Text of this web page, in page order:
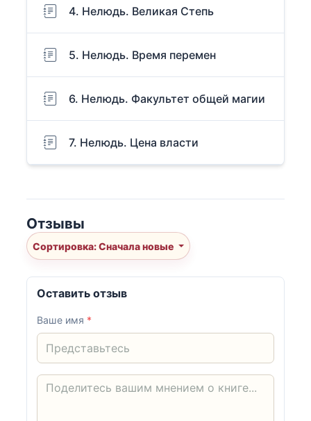
4. Нелюдь. Великая Степь
5. Нелюдь. Время перемен
6. Нелюдь. Факультет общей магии
7. Нелюдь. Цена власти
Отзывы
Сортировка: Сначала новые
Оставить отзыв
Ваше имя *